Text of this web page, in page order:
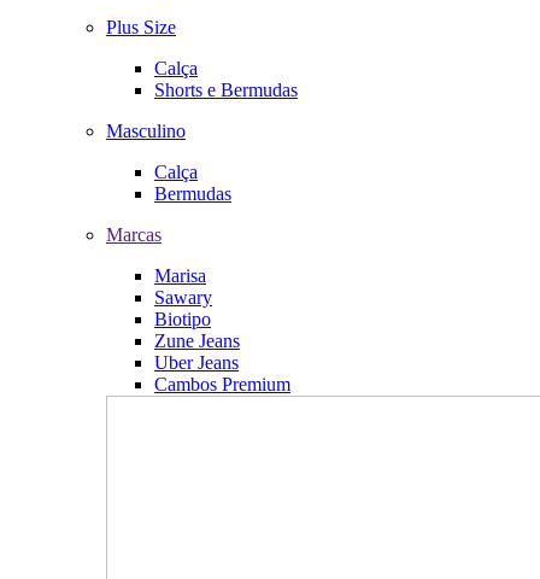
Plus Size
Calça
Shorts e Bermudas
Masculino
Calça
Bermudas
Marcas
Marisa
Sawary
Biotipo
Zune Jeans
Uber Jeans
Cambos Premium